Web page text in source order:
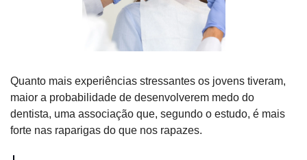
Quanto mais experiências stressantes os jovens tiveram,
maior a probabilidade de desenvolverem medo do
dentista, uma associação que, segundo o estudo, é mais
forte nas raparigas do que nos rapazes.